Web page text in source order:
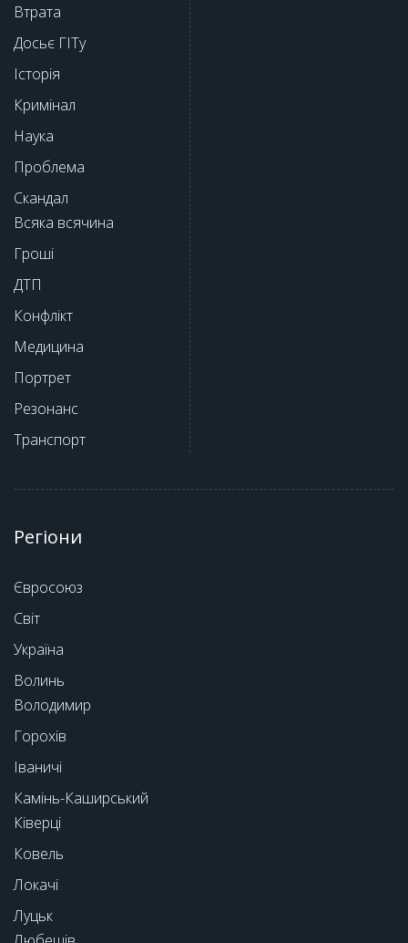
Втрата
Досьє ГІТу
Історія
Кримінал
Наука
Проблема
Скандал
Всяка всячина
Гроші
ДТП
Конфлікт
Медицина
Портрет
Резонанс
Транспорт
Регіони
Євросоюз
Світ
Україна
Волинь
Володимир
Горохів
Іваничі
Камінь-Каширський
Ківерці
Ковель
Локачі
Луцьк